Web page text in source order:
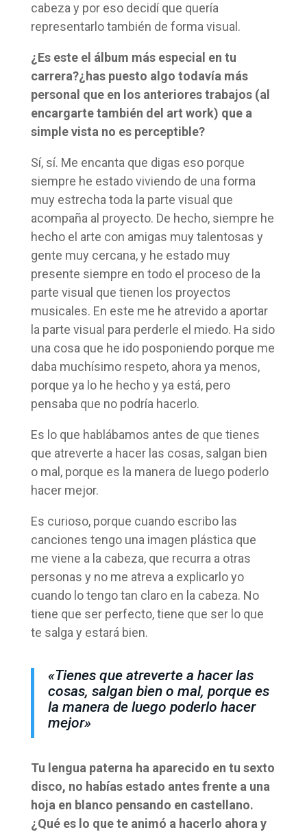
cabeza y por eso decidí que quería
representarlo también de forma visual.
¿Es este el álbum más especial en tu
carrera?¿has puesto algo todavía más
personal que en los anteriores trabajos (al
encargarte también del art work) que a
simple vista no es perceptible?
Sí, sí. Me encanta que digas eso porque
siempre he estado viviendo de una forma
muy estrecha toda la parte visual que
acompaña al proyecto. De hecho, siempre he
hecho el arte con amigas muy talentosas y
gente muy cercana, y he estado muy
presente siempre en todo el proceso de la
parte visual que tienen los proyectos
musicales. En este me he atrevido a aportar
la parte visual para perderle el miedo. Ha sido
una cosa que he ido posponiendo porque me
daba muchísimo respeto, ahora ya menos,
porque ya lo he hecho y ya está, pero
pensaba que no podría hacerlo.
Es lo que hablábamos antes de que tienes
que atreverte a hacer las cosas, salgan bien
o mal, porque es la manera de luego poderlo
hacer mejor.
Es curioso, porque cuando escribo las
canciones tengo una imagen plástica que
me viene a la cabeza, que recurra a otras
personas y no me atreva a explicarlo yo
cuando lo tengo tan claro en la cabeza. No
tiene que ser perfecto, tiene que ser lo que
te salga y estará bien.
«Tienes que atreverte a hacer las
cosas, salgan bien o mal, porque es
la manera de luego poderlo hacer
mejor»
Tu lengua paterna ha aparecido en tu sexto
disco, no habías estado antes frente a una
hoja en blanco pensando en castellano.
¿Qué es lo que te animó a hacerlo ahora y